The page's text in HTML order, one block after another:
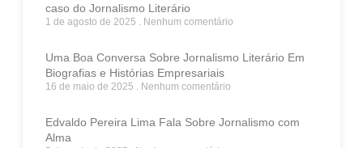
caso do Jornalismo Literário
1 de agosto de 2025 Nenhum comentário
Uma Boa Conversa Sobre Jornalismo Literário Em
Biografias e Histórias Empresariais
16 de maio de 2025 Nenhum comentário
Edvaldo Pereira Lima Fala Sobre Jornalismo com
Alma